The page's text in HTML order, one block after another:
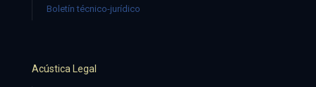
Boletín técnico-jurídico
Acústica Legal